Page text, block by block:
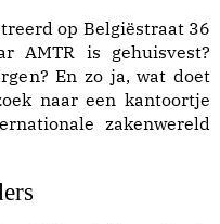
op Belgiëstraat 36
AMTR is gehuisvest?
En zo ja, wat doet
naar een kantoortje
zakenwereld